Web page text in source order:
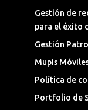
Gestión de
para el éxito
Gestión
Mupis
Política de
Portfolio de